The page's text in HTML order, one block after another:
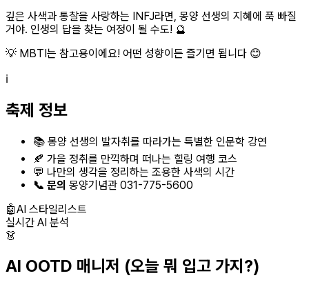
깊은 사색과 통찰을 사랑하는 INFJ라면, 몽양 선생의 지혜에 푹 빠질
거야. 인생의 답을 찾는 여정이 될 수도! 🔮
💡 MBTI는 참고용이에요! 어떤 성향이든 즐기면 됩니다 😊
ℹ️
축제 정보
📚 몽양 선생의 발자취를 따라가는 특별한 인문학 강연
🍂 가을 정취를 만끽하며 떠나는 힐링 여행 코스
💬 나만의 생각을 정리하는 조용한 사색의 시간
📞 문의 몽양기념관 031-775-5600
🤖AI 스타일리스트
실시간 AI 분석
👗
AI OOTD 매니저 (오늘 뭐 입고 가지?)